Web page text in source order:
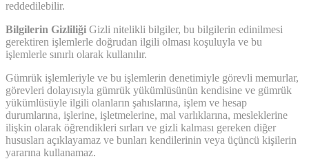
reddedilebilir.
Bilgilerin Gizliliği Gizli nitelikli bilgiler, bu bilgilerin edinilmesi
gerektiren işlemlerle doğrudan ilgili olması koşuluyla ve bu
işlemlerle sınırlı olarak kullanılır.
Gümrük işlemleriyle ve bu işlemlerin denetimiyle görevli memurlar,
görevleri dolayısıyla gümrük yükümlüsünün kendisine ve gümrük
yükümlüsüyle ilgili olanların şahıslarına, işlem ve hesap
durumlarına, işlerine, işletmelerine, mal varlıklarına, mesleklerine
ilişkin olarak öğrendikleri sırları ve gizli kalması gereken diğer
hususları açıklayamaz ve bunları kendilerinin veya üçüncü kişilerin
yararına kullanamaz.